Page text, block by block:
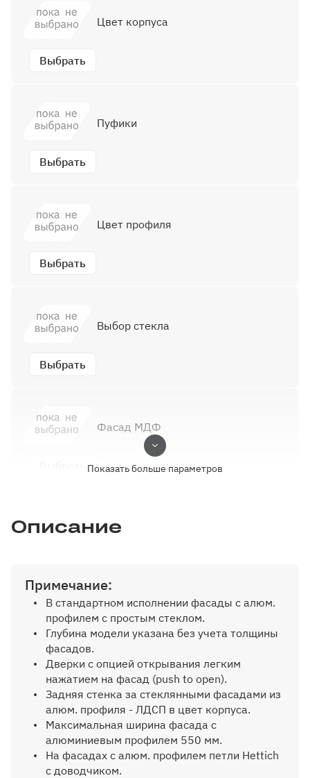
Выбрать
Цвет корпуса
Выбрать
Пуфики
Выбрать
Цвет профиля
Выбрать
Выбор стекла
Фасад МДФ
Выбор кромки
Выбрать
Ручки
Выбрать
Эмалевые фасады
Показать больше параметров
Описание
Примечание:
В стандартном исполнении фасады с алюм.
профилем с простым стеклом.
Глубина модели указана без учета толщины
фасадов.
Дверки с опцией открывания легким
нажатием на фасад (push to open).
Задняя стенка за стеклянными фасадами из
алюм. профиля - ЛДСП в цвет корпуса.
Максимальная ширина фасада с
алюминиевым профилем 550 мм.
На фасадах с алюм. профилем петли Hettich
с доводчиком.